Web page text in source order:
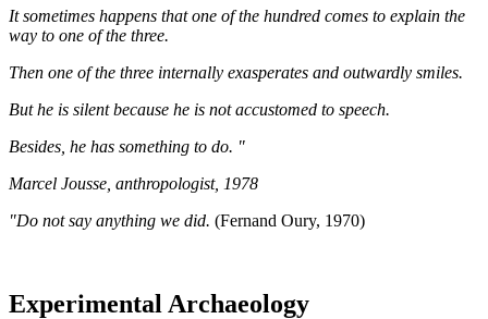
It sometimes happens that one of the hundred comes to explain the
way to one of the three.
Then one of the three internally exasperates and outwardly smiles.
But he is silent because he is not accustomed to speech.
Besides, he has something to do. "
Marcel Jousse, anthropologist, 1978
"Do not say anything we did. (Fernand Oury, 1970)
Experimental Archaeology